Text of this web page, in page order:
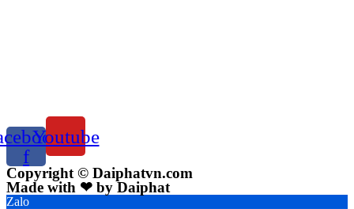
f
Youtube
Copyright © Daiphatvn.com
Made with ❤ by Daiphat
Zalo